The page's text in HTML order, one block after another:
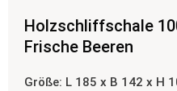
Holzschliffschale
Frische Beeren
Größe: L 185 x B 142 x H